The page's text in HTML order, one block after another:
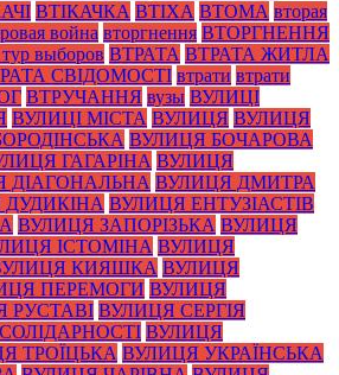
ВТІКАЧКА ВТІХА ВТОМА вторая
война вторгнення ВТОРГНЕННЯ
выборов ВТРАТА ВТРАТА ЖИТЛА
СВІДОМОСТІ втрати втрати
ВТРУЧАННЯ вузы ВУЛИЦІ
ВУЛИЦІ МІСТА ВУЛИЦЯ ВУЛИЦЯ
ВУЛИЦЯ БОЧАРОВА
ГАГАРІНА ВУЛИЦЯ
ДІАГОНАЛЬНА ВУЛИЦЯ ДМИТРА
ВУЛИЦЯ ЕНТУЗІАСТІВ
ВУЛИЦЯ ЗАПОРІЗЬКА ВУЛИЦЯ
ІСТОМІНА ВУЛИЦЯ
КИЯШКА ВУЛИЦЯ
ПЕРЕМОГИ ВУЛИЦЯ
РУСТАВІ ВУЛИЦЯ СЕРГІЯ
ВУЛИЦЯ
ТРОЇЦЬКА ВУЛИЦЯ УКРАЇНСЬКА